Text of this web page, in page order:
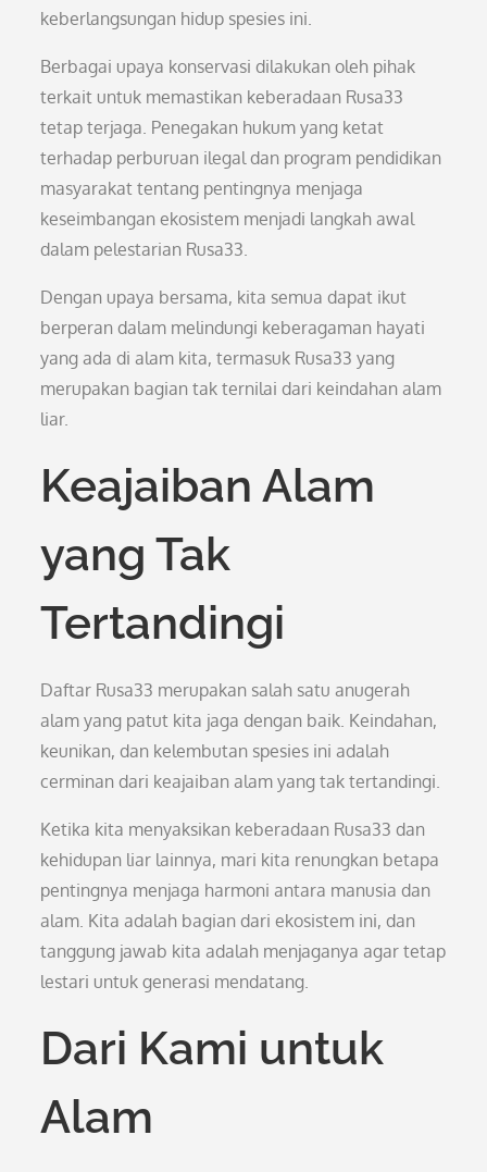
keberlangsungan hidup spesies ini.
Berbagai upaya konservasi dilakukan oleh pihak
terkait untuk memastikan keberadaan Rusa33
tetap terjaga. Penegakan hukum yang ketat
terhadap perburuan ilegal dan program pendidikan
masyarakat tentang pentingnya menjaga
keseimbangan ekosistem menjadi langkah awal
dalam pelestarian Rusa33.
Dengan upaya bersama, kita semua dapat ikut
berperan dalam melindungi keberagaman hayati
yang ada di alam kita, termasuk Rusa33 yang
merupakan bagian tak ternilai dari keindahan alam
liar.
Keajaiban Alam
yang Tak
Tertandingi
Daftar Rusa33 merupakan salah satu anugerah
alam yang patut kita jaga dengan baik. Keindahan,
keunikan, dan kelembutan spesies ini adalah
cerminan dari keajaiban alam yang tak tertandingi.
Ketika kita menyaksikan keberadaan Rusa33 dan
kehidupan liar lainnya, mari kita renungkan betapa
pentingnya menjaga harmoni antara manusia dan
alam. Kita adalah bagian dari ekosistem ini, dan
tanggung jawab kita adalah menjaganya agar tetap
lestari untuk generasi mendatang.
Dari Kami untuk
Alam